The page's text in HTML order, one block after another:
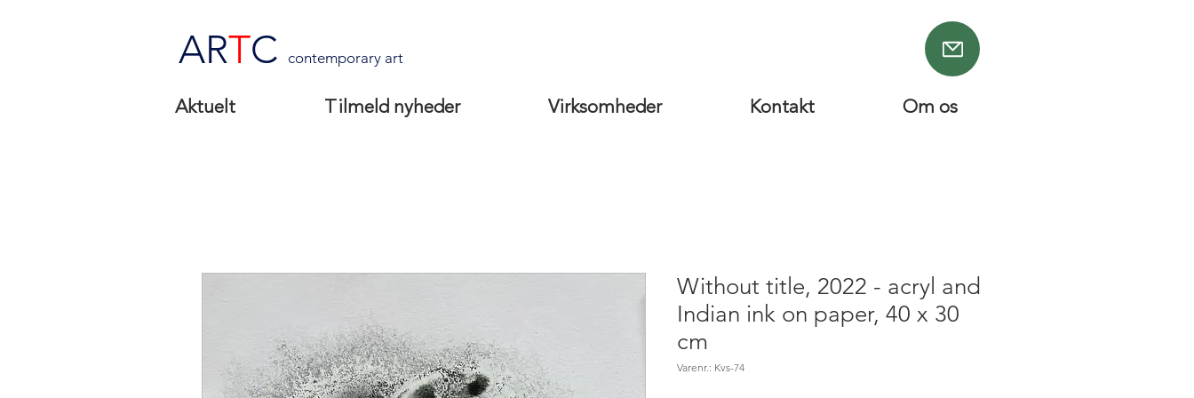
ARTC contemporary art
Aktuelt Tilmeld nyheder Virksomheder Kontakt Om os
Without title, 2022 - acryl and
Indian ink on paper, 40 x 30
cm
Varenr.: Kvs-74